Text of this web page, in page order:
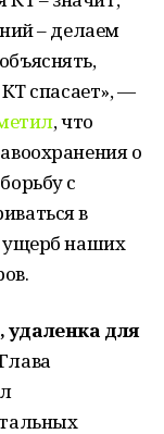
– делаем
спасает», —
, что
о
с
в
ущерб наших
для